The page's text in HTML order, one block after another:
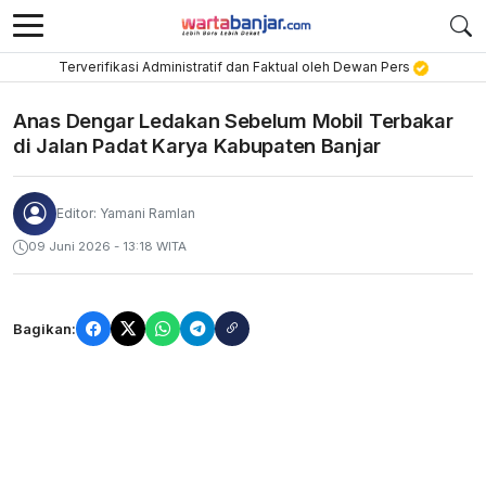
Terverifikasi Administratif dan Faktual oleh Dewan Pers
Anas Dengar Ledakan Sebelum Mobil Terbakar
di Jalan Padat Karya Kabupaten Banjar
Editor: Yamani Ramlan
09 Juni 2026 - 13:18 WITA
Bagikan: